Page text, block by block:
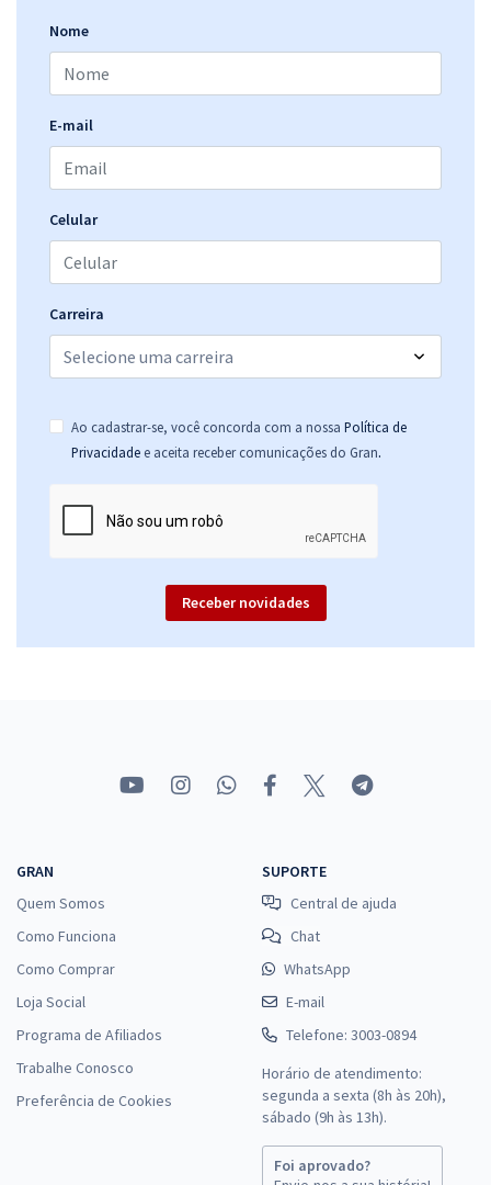
Nome
E-mail
Celular
Carreira
Ao cadastrar-se, você concorda com a nossa Política de
Privacidade e aceita receber comunicações do Gran.
Receber novidades
GRAN
Quem Somos
Como Funciona
Como Comprar
Loja Social
Programa de Afiliados
Trabalhe Conosco
Preferência de Cookies
SUPORTE
Central de ajuda
Chat
WhatsApp
E-mail
Telefone: 3003-0894
Horário de atendimento:
segunda a sexta (8h às 20h),
sábado (9h às 13h).
Foi aprovado?